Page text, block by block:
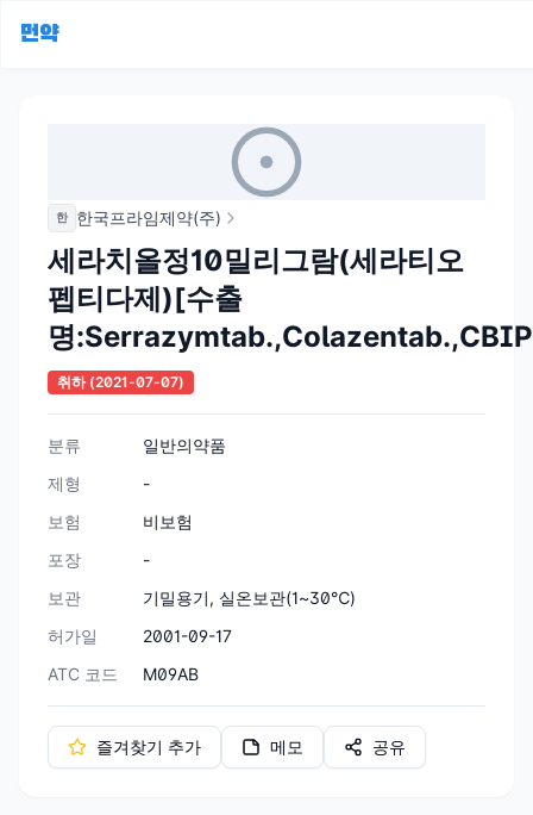
먼약
한 한국프라임제약(주)
세라치올정10밀리그람(세라티오
펩티다제)[수출
명
취하(2021-07-07)
분류
일반의약품
제형
-
보험
비보험
포장
-
보관
기밀용기, 실온보관(1~30℃)
허가일
2001-09-17
ATC 코드
M09AB
즐겨찾기 추가 메모 공유